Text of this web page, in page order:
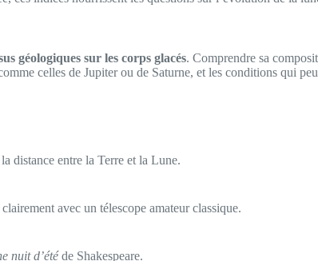
géologiques sur les corps glacés. Comprendre sa
celles de Jupiter ou de Saturne, et les conditions qui
distance entre la Terre et la Lune.
avec un télescope amateur classique.
nuit d’été de Shakespeare.